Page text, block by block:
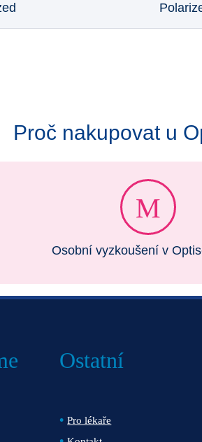
Proč nakupovat u
Osobní vyzkoušení v
Ostatní
Pro lékaře